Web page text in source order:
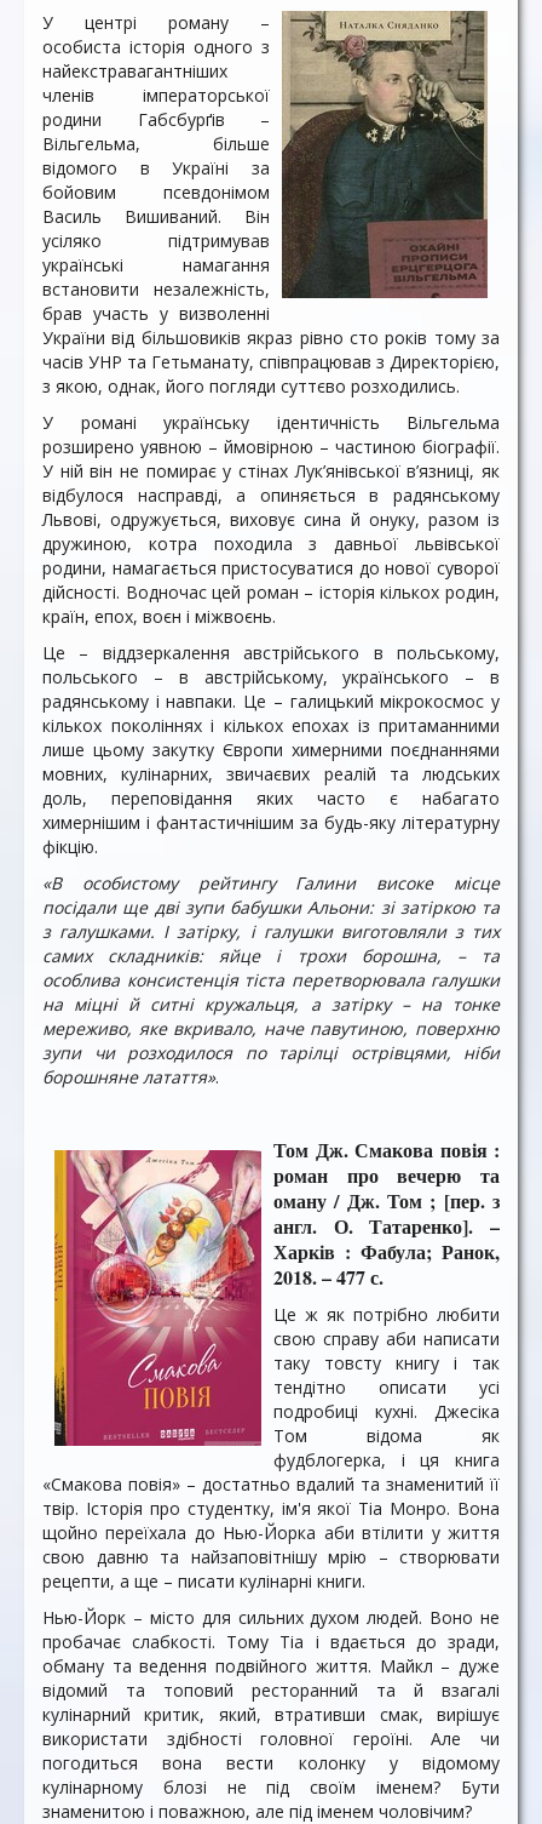
У центрі роману –
особиста історія одного з
найекстравагантніших
членів імператорської
родини Габс­бурґів –
Вільгельма, більше
відомого в Україні за
бойовим псевдонімом
Василь Вишиваний. Він
усіляко підтримував
українські намагання
встановити незалежність,
брав участь у визволенні
України від більшовиків якраз рівно сто років тому за
часів УНР та Гетьманату, співпрацював з Директорією,
з якою, однак, його погляди суттєво розходились.
У романі українську ідентичність Вільгельма
розширено уявною – ймовірною – частиною біографії.
У ній він не помирає у стінах Лук’янівської в’язниці, як
відбулося насправді, а опиняється в радянському
Львові, одружується, виховує сина й онуку, разом із
дружиною, котра походила з давньої львівської
родини, намагається пристосуватися до нової суворої
дійсності. Водночас цей роман – історія кількох родин,
країн, епох, воєн і міжвоєнь.
Це – віддзеркалення австрійського в польському,
польського – в австрійському, українського – в
радянському і навпаки. Це – галицький мікрокосмос у
кількох поколіннях і кількох епохах із притаманними
лише цьому закутку Європи химерними поєднаннями
мовних, кулінарних, звичаєвих реалій та людських
доль, пере­повідання яких часто є набагато
химернішим і фантастичнішим за будь-яку літературну
фікцію.
«В особистому рейтингу Галини високе місце
посідали ще дві зупи бабушки Альони: зі затіркою та
з галушками. І затірку, і галушки виготовляли з тих
самих складників: яйце і трохи борошна, – та
особлива консистенція тіста перетворювала галушки
на міцні й ситні кружальця, а затірку – на тонке
мереживо, яке вкривало, наче павутиною, поверхню
зупи чи розходилося по тарілці острівцями, ніби
борошняне латаття».
Том Дж. Смакова повія :
роман про вечерю та
оману / Дж. Том ; [пер. з
англ. О. Татаренко]. –
Харків : Фабула; Ранок,
2018. – 477 с.
Це ж як потрібно любити
свою справу аби написати
таку товсту книгу і так
тендітно описати усі
подробиці кухні. Джесіка
Том відома як
фудблогерка, і ця книга
«Смакова повія» – достатньо вдалий та знаменитий її
твір. Історія про студентку, ім'я якої Тіа Монро. Вона
щойно переїхала до Нью-Йорка аби втілити у життя
свою давню та найзаповітнішу мрію – створювати
рецепти, а ще – писати кулінарні книги.
Нью-Йорк – місто для сильних духом людей. Воно не
пробачає слабкості. Тому Тіа і вдається до зради,
обману та ведення подвійного життя. Майкл – дуже
відомий та топовий ресторанний та й взагалі
кулінарний критик, який, втративши смак, вирішує
використати здібності головної героїні. Але чи
погодиться вона вести колонку у відомому
кулінарному блозі не під своїм іменем? Бути
знаменитою і поважною, але під іменем чоловічим?